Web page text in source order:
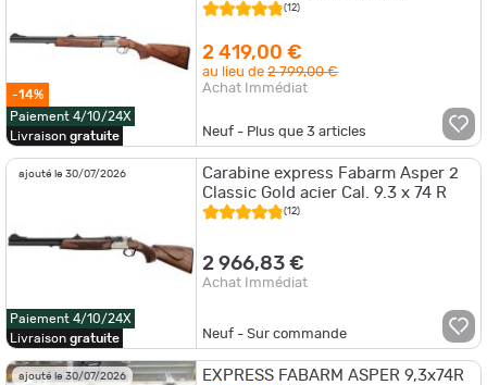
-14%
Paiement 4/10/24X
Livraison gratuite
(12)
2 419,00 €
au lieu de2 799,00 €
Achat Immédiat
Neuf - Plus que3 articles
ajouté le 30/07/2026
Paiement 4/10/24X
Livraison gratuite
Carabine express Fabarm Asper 2
Classic Gold acier Cal. 9.3 x 74 R
(12)
2 966,83 €
Achat Immédiat
Neuf - Sur commande
ajouté le 30/07/2026 EXPRESS FABARM ASPER 9,3x74R